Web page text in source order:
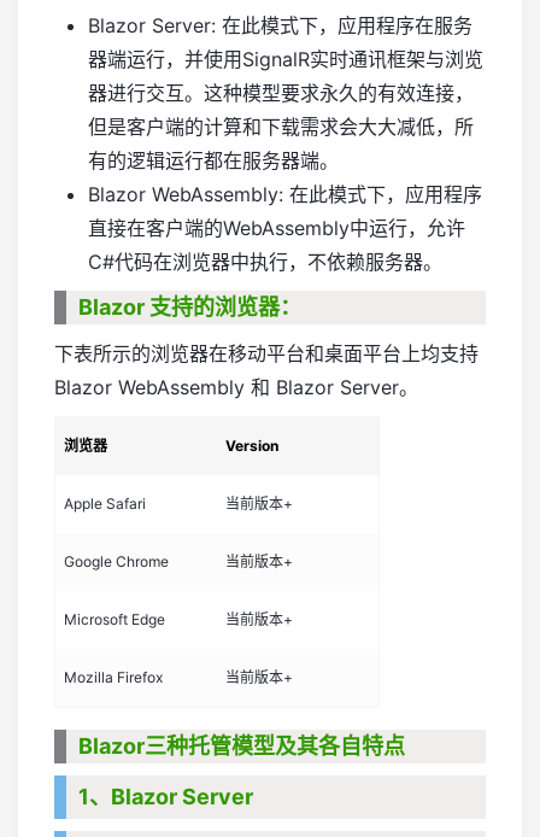
Blazor Server: 在此模式下，应用程序在服务
器端运行，并使用SignalR实时通讯框架与浏览
器进行交互。这种模型要求永久的有效连接，
但是客户端的计算和下载需求会大大减低，所
有的逻辑运行都在服务器端。
Blazor WebAssembly: 在此模式下，应用程序
直接在客户端的WebAssembly中运行，允许
C#代码在浏览器中执行，不依赖服务器。
Blazor 支持的浏览器：
下表所示的浏览器在移动平台和桌面平台上均支持
Blazor WebAssembly 和 Blazor Server。
浏览器 Version
Apple Safari 当前版本+
Google Chrome 当前版本+
Microsoft Edge 当前版本+
Mozilla Firefox 当前版本+
Blazor三种托管模型及其各自特点
1、Blazor Server